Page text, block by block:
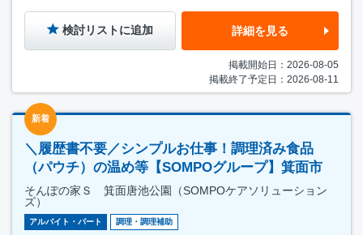
検討リストに追加 詳細を見る
掲載開始日：2026-08-05
掲載終了予定日：2026-08-11
新着
＼履歴書不要／シンプルお仕事！調理済み食品
（パウチ）の温め等【SOMPOグループ】箕面市
そんぽの家Ｓ 箕面唐池公園（SOMPOケアソリューション
ズ）
アルバイト・パート 調理・調理補助